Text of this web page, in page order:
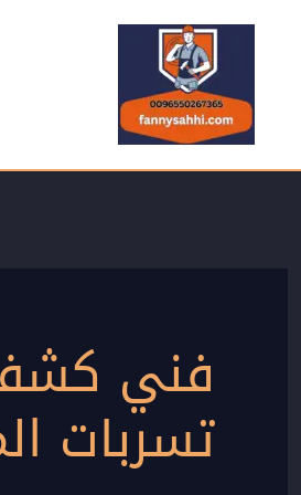
تخطي
المحتوى
فني
تسربات